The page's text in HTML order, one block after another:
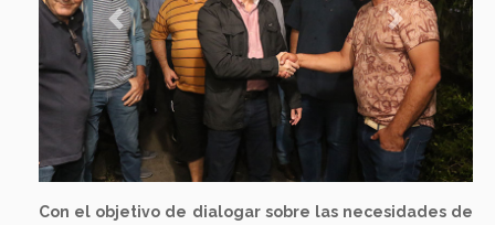
Previous Next
Con el objetivo de dialogar sobre las necesidades de